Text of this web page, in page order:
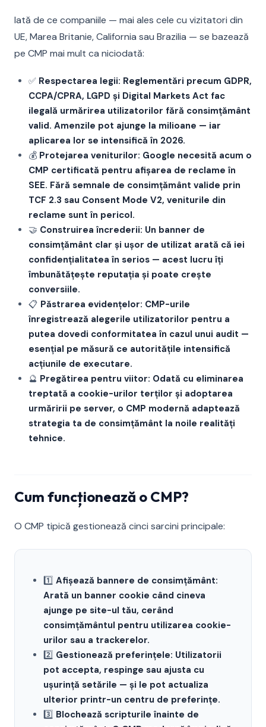
Iată de ce companiile — mai ales cele cu vizitatori din
UE, Marea Britanie, California sau Brazilia — se bazează
pe CMP mai mult ca niciodată:
✅ Respectarea legii: Reglementări precum GDPR,
CCPA/CPRA, LGPD și Digital Markets Act fac
ilegală urmărirea utilizatorilor fără consimțământ
valid. Amenzile pot ajunge la milioane — iar
aplicarea lor se intensifică în 2026.
💰 Protejarea veniturilor: Google necesită acum o
CMP certificată pentru afișarea de reclame în
SEE. Fără semnale de consimțământ valide prin
TCF 2.3 sau Consent Mode V2, veniturile din
reclame sunt în pericol.
🤝 Construirea încrederii: Un banner de
consimțământ clar și ușor de utilizat arată că iei
confidențialitatea în serios — acest lucru îți
îmbunătățește reputația și poate crește
conversiile.
📋 Păstrarea evidențelor: CMP-urile
înregistrează alegerile utilizatorilor pentru a
putea dovedi conformitatea în cazul unui audit —
esențial pe măsură ce autoritățile intensifică
acțiunile de executare.
🔮 Pregătirea pentru viitor: Odată cu eliminarea
treptată a cookie-urilor terților și adoptarea
urmăririi pe server, o CMP modernă adaptează
strategia ta de consimțământ la noile realități
tehnice.
Cum funcționează o CMP?
O CMP tipică gestionează cinci sarcini principale:
1️⃣ Afișează bannere de consimțământ:
Arată un banner cookie când cineva
ajunge pe site-ul tău, cerând
consimțământul pentru utilizarea cookie-
urilor sau a trackerelor.
2️⃣ Gestionează preferințele: Utilizatorii
pot accepta, respinge sau ajusta cu
ușurință setările — și le pot actualiza
ulterior printr-un centru de preferințe.
3️⃣ Blochează scripturile înainte de